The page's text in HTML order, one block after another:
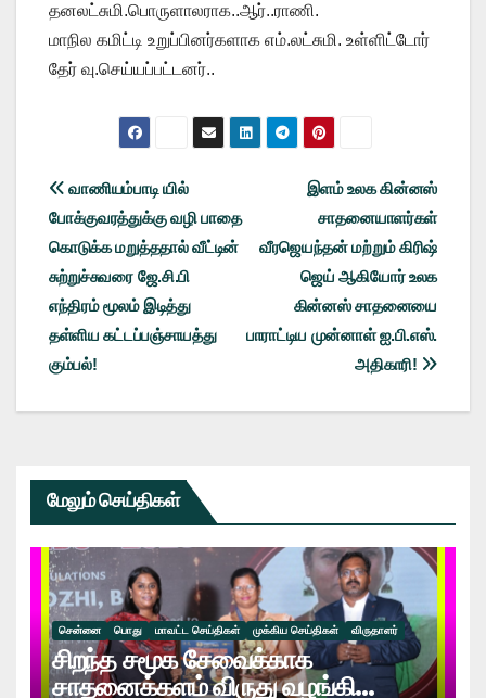
தனலட்சுமி.பொருளாலராக..ஆர்..ராணி.
மாநில கமிட்டி உறுப்பினர்களாக எம்.லட்சுமி. உள்ளிட்டோர்
தேர் வு.செய்யப்பட்டனர்..
Post
navigation
இளம் உலக கின்னஸ்
சாதனையாளர்கள்
வீரஜெயந்தன் மற்றும் கிரிஷ்
ஜெய் ஆகியோர் உலக
கின்னஸ் சாதனையை
பாராட்டிய முன்னாள் ஐ.பி.எஸ்.
அதிகாரி!
வாணியம்பாடி யில்
போக்குவரத்துக்கு வழி பாதை
கொடுக்க மறுத்ததால் வீட்டின்
சுற்றுச்சுவரை ஜே.சி.பி
எந்திரம் மூலம் இடித்து
தள்ளிய கட்டப்பஞ்சாயத்து
கும்பல்!
மேலும் செய்திகள்
சென்னை பொது மாவட்ட செய்திகள் முக்கிய செய்திகள் விருதாளர்
சிறந்த சமூக சேவைக்காக
சாதனைக்களம் விருது வழங்கி